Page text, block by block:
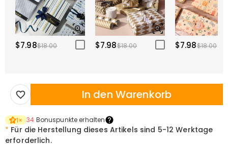
$7.98$18.00 $7.98$18.00 $7.98$18.00
In den Warenkorb
1× 34 Bonuspunkte erhalten
* Für die Herstellung dieses Artikels sind 5-12 Werktage
erforderlich.